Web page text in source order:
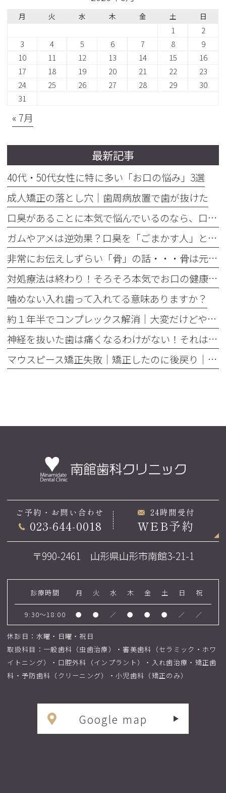
月 火 水 木 金 土 日
1
2
3
4 5 6 7 8
9
10
11 12 13 14 15
16
17
18 19 20 21 22
23
24
25 26 27 28 29
30
31
« 7月
最新記事
40代・50代女性に特に多い「お口の悩み」3選
成人矯正の落とし穴｜歯周病放置で歯が抜けた
口臭があることに本気で悩んでいるのなら、口臭を本気で治そう
ガムやアメは逆効果？口臭を「ごまかす人」と「治す人」の決定的な違い
非常にお伝えしずらい「骨」の話・・・骨は元には戻せない？
対処療法は終わり！そろそろ本気でお口の健康とは何かを考えませんか
噛めない入れ歯って入れてる意味ありますか？
約１年半でコンプレックス解消｜大変だけどやって良かった歯の矯正治療
神経を抜いた歯は痛くなるわけがない！それは嘘です
マウスピース矯正失敗｜矯正したのに後戻り｜最近よく聞くけどそれってなんで？
ご予約・お問い合わせ
023-644-0018
24時間受付
WEB予約
〒990-2461 山形県山形市南館3-21-1
診療時間 月 火 水 木 金 土 日 祝
9:30～18:00 ● ● ／ ● ● ● ／ ／
休診日：水曜・日曜・祝日
取扱科目：一般歯科（虫歯治療）・審美歯科（セラミック・ホワ
イトニング）・口腔外科（インプラント）・入れ歯治療・矯正歯
科・予防歯科（クリーニング）・小児歯科（矯正のみ）
Google map